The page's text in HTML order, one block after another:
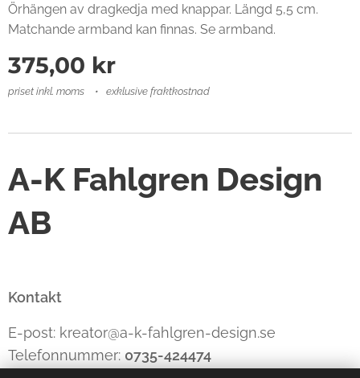
Örhängen av dragkedja med knappar. Längd 5,5 cm.
Matchande armband kan finnas. Se armband.
375,00 kr
priset inkl. moms exklusive fraktkostnad
A-K Fahlgren Design
AB
Kontakt
E-post: kreator@a-k-fahlgren-design.se
Telefonnummer: 0735-424474